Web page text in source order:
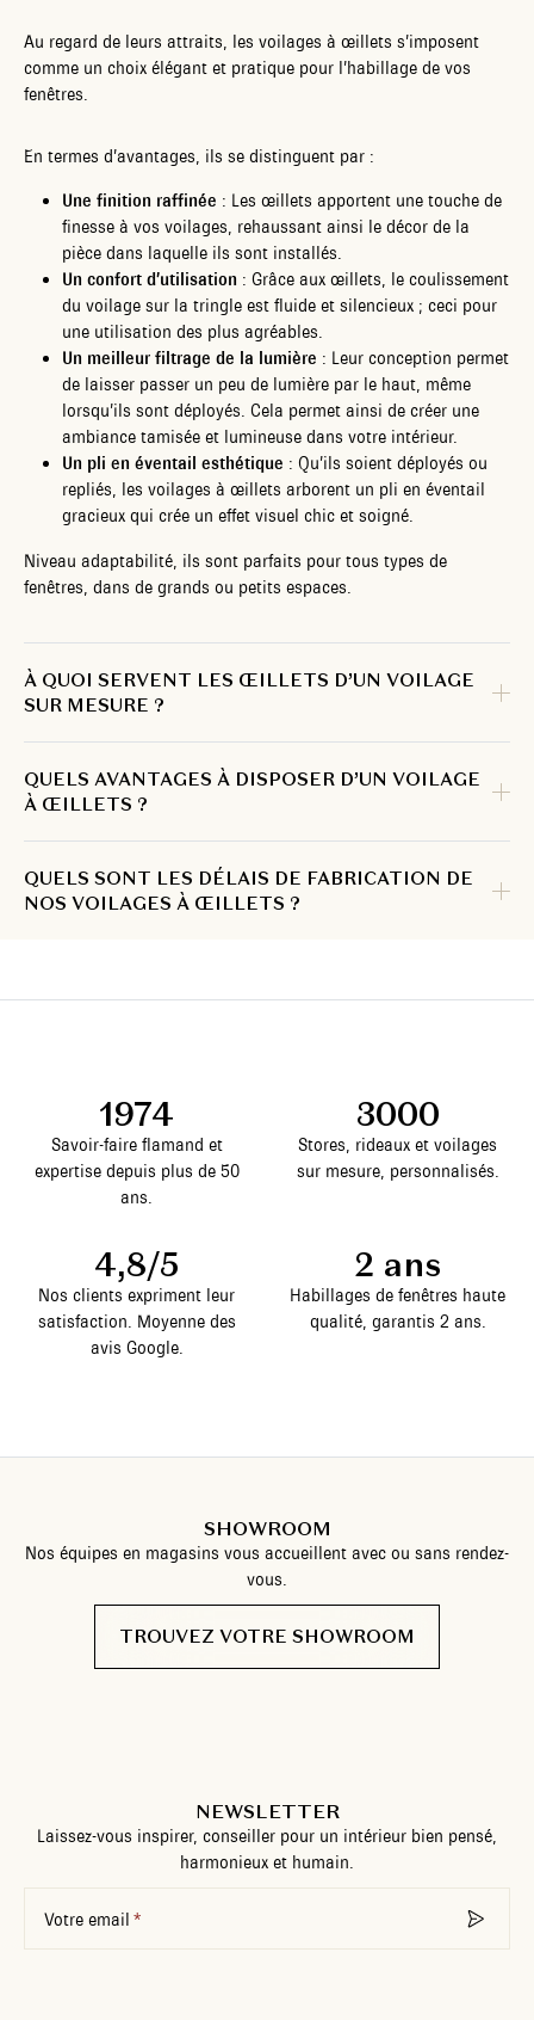
Au regard de leurs attraits, les voilages à œillets s’imposent
comme un choix élégant et pratique pour l’habillage de vos
fenêtres.
En termes d’avantages, ils se distinguent par :
Une finition raffinée : Les œillets apportent une touche de
finesse à vos voilages, rehaussant ainsi le décor de la
pièce dans laquelle ils sont installés.
Un confort d’utilisation : Grâce aux œillets, le coulissement
du voilage sur la tringle est fluide et silencieux ; ceci pour
une utilisation des plus agréables.
Un meilleur filtrage de la lumière : Leur conception permet
de laisser passer un peu de lumière par le haut, même
lorsqu’ils sont déployés. Cela permet ainsi de créer une
ambiance tamisée et lumineuse dans votre intérieur.
Un pli en éventail esthétique : Qu’ils soient déployés ou
repliés, les voilages à œillets arborent un pli en éventail
gracieux qui crée un effet visuel chic et soigné.
Niveau adaptabilité, ils sont parfaits pour tous types de
fenêtres, dans de grands ou petits espaces.
À QUOI SERVENT LES ŒILLETS D’UN VOILAGE
SUR MESURE ?
QUELS AVANTAGES À DISPOSER D’UN VOILAGE
À ŒILLETS ?
QUELS SONT LES DÉLAIS DE FABRICATION DE
NOS VOILAGES À ŒILLETS ?
1974
Savoir-faire flamand et
expertise depuis plus de 50
ans.
3000
Stores, rideaux et voilages
sur mesure, personnalisés.
4,8/5
Nos clients expriment leur
satisfaction. Moyenne des
avis Google.
2 ans
Habillages de fenêtres haute
qualité, garantis 2 ans.
SHOWROOM
Nos équipes en magasins vous accueillent avec ou sans rendez-
vous.
TROUVEZ VOTRE SHOWROOM
NEWSLETTER
Laissez-vous inspirer, conseiller pour un intérieur bien pensé,
harmonieux et humain.
Votre email